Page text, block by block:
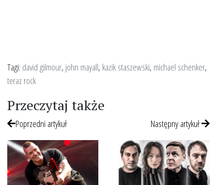
Tagi: david gilmour, john mayall, kazik staszewski, michael schenker,
teraz rock
Przeczytaj także
Poprzedni artykuł Następny artykuł